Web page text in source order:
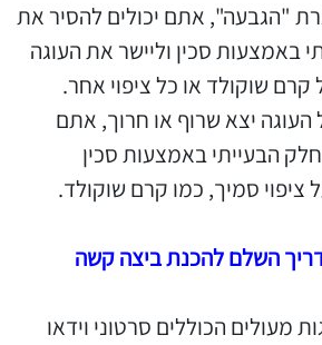
"הגבעה", אתם יכולים להסיר את
באמצעות סכין וליישר את העוגה
שוקולד או כל ציפוי אחר.
יצא שרוף או חרוך, אתם
הבעייתי באמצעות סכין
ציפוי סמיך, כמו קרם שוקולד.
השלם להכנת ביצה קשה
מעולים הכוללים סרטוני וידאו